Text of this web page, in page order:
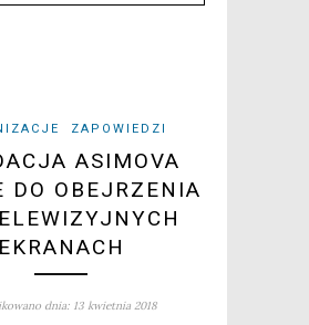
ZAPOWIEDZI
ASIMOVA
DO OBEJRZENIA
EKRANACH
dnia: 13 kwietnia 2018